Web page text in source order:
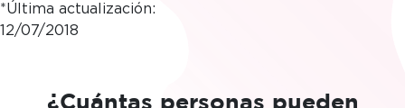
*Última actualización:
12/07/2018
¿Cuántas personas pueden